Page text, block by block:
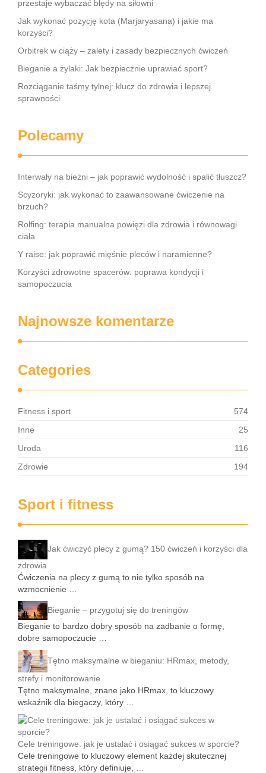
przestaje wybaczać błędy na siłowni
Jak wykonać pozycję kota (Marjaryasana) i jakie ma
korzyści?
Orbitrek w ciąży – zalety i zasady bezpiecznych ćwiczeń
Bieganie a żylaki: Jak bezpiecznie uprawiać sport?
Rozciąganie taśmy tylnej: klucz do zdrowia i lepszej
sprawności
Polecamy
Interwały na bieżni – jak poprawić wydolność i spalić tłuszcz?
Scyzoryki: jak wykonać to zaawansowane ćwiczenie na
brzuch?
Rolfing: terapia manualna powięzi dla zdrowia i równowagi
ciała
Y raise: jak poprawić mięśnie pleców i naramienne?
Korzyści zdrowotne spacerów: poprawa kondycji i
samopoczucia
Najnowsze komentarze
Categories
Fitness i sport
574
Inne
25
Uroda
116
Zdrowie
194
Sport i fitness
Jak ćwiczyć plecy z gumą? 150 ćwiczeń i korzyści dla
zdrowia
Ćwiczenia na plecy z gumą to nie tylko sposób na
wzmocnienie …
Bieganie – przygotuj się do treningów
Bieganie to bardzo dobry sposób na zadbanie o formę,
dobre samopoczucie …
Tętno maksymalne w bieganiu: HRmax, metody,
strefy i monitorowanie
Tętno maksymalne, znane jako HRmax, to kluczowy
wskaźnik dla biegaczy, który …
Cele treningowe: jak je ustalać i osiągać sukces w sporcie?
Cele treningowe to kluczowy element każdej skutecznej
strategii fitness, który definiuje, …